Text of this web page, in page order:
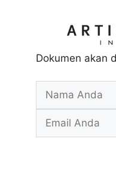
Dokumen akan